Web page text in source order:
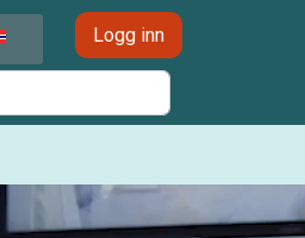
Logg inn